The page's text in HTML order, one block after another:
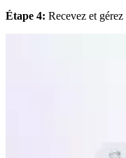
Étape 4: Recevez et gérez